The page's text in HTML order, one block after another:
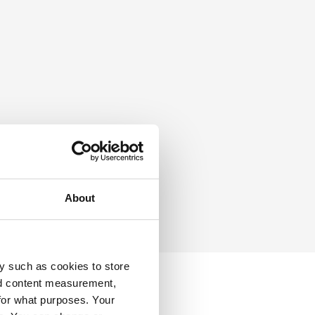
About
such as cookies to store
content measurement,
what purposes. Your